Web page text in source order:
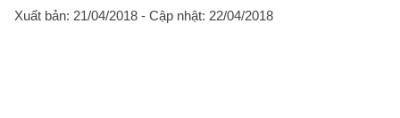
Xuất bản: 21/04/2018 - Cập nhật: 22/04/2018